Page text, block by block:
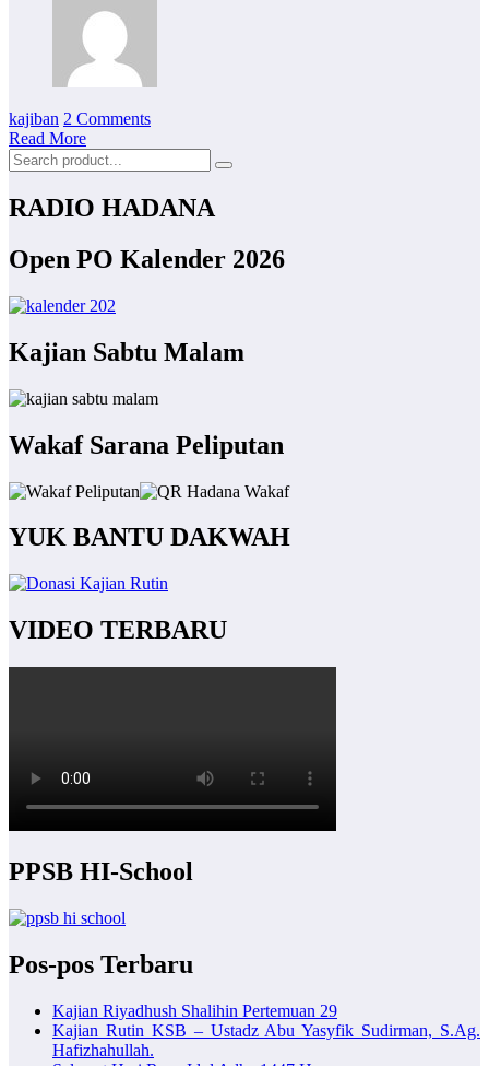
kajiban 2 Comments
Read More
RADIO HADANA
Open PO Kalender 2026
Kajian Sabtu Malam
Wakaf Sarana Peliputan
YUK BANTU DAKWAH
VIDEO TERBARU
PPSB HI-School
Pos-pos Terbaru
Kajian Riyadhush Shalihin Pertemuan 29
Kajian Rutin KSB – Ustadz Abu Yasyfik Sudirman, S.Ag.
Hafizhahullah.